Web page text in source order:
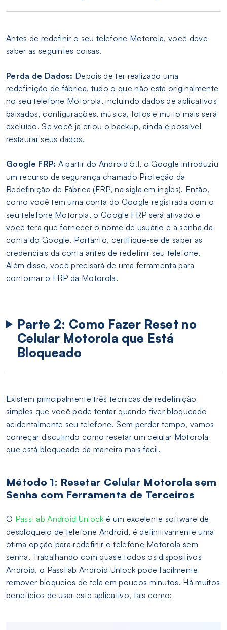
Antes de redefinir o seu telefone Motorola, você deve
saber as seguintes coisas.
Perda de Dados: Depois de ter realizado uma
redefinição de fábrica, tudo o que não está originalmente
no seu telefone Motorola, incluindo dados de aplicativos
baixados, configurações, música, fotos e muito mais será
excluído. Se você já criou o backup, ainda é possível
restaurar seus dados.
Google FRP: A partir do Android 5.1, o Google introduziu
um recurso de segurança chamado Proteção da
Redefinição de Fábrica (FRP, na sigla em inglês). Então,
como você tem uma conta do Google registrada com o
seu telefone Motorola, o Google FRP será ativado e
você terá que fornecer o nome de usuário e a senha da
conta do Google. Portanto, certifique-se de saber as
credenciais da conta antes de redefinir seu telefone.
Além disso, você precisará de uma ferramenta para
contornar o FRP da Motorola.
Parte 2: Como Fazer Reset no
Celular Motorola que Está
Bloqueado
Existem principalmente três técnicas de redefinição
simples que você pode tentar quando tiver bloqueado
acidentalmente seu telefone. Sem perder tempo, vamos
começar discutindo como resetar um celular Motorola
que está bloqueado da maneira mais fácil.
Método 1: Resetar Celular Motorola sem
Senha com Ferramenta de Terceiros
O PassFab Android Unlock é um excelente software de
desbloqueio de telefone Android, é definitivamente uma
ótima opção para redefinir o telefone Motorola sem
senha. Trabalhando com quase todos os dispositivos
Android, o PassFab Android Unlock pode facilmente
remover bloqueios de tela em poucos minutos. Há muitos
benefícios de usar este aplicativo, tais como: